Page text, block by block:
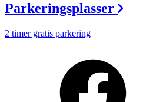
Parkeringsplasser
2 timer gratis parkering